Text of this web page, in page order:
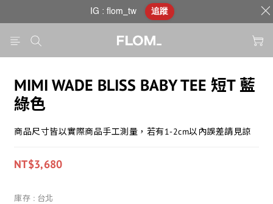
MIMI WADE BLISS BABY TEE 短T 藍
綠色
商品尺寸皆以實際商品手工測量，若有1-2cm以內誤差請見諒
NT$3,680
庫存 : 台北
IG : flom_tw 追蹤